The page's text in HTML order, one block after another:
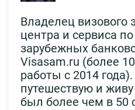
Владелец визового
центра и сервиса
зарубежных
Visasam.ru (более
работы с 2014
путешествую и живу
был более чем в 50